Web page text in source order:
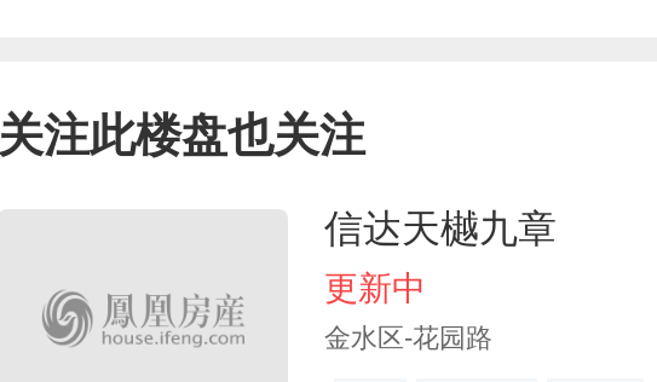
关注此楼盘也关注
信达天樾九章
更新中
金水区-花园路